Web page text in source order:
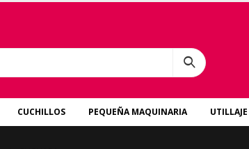
CUCHILLOS PEQUEÑA MAQUINARIA UTILLAJE